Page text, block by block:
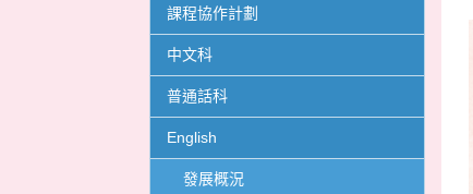
課程協作計劃
中文科
普通話科
English
發展概況